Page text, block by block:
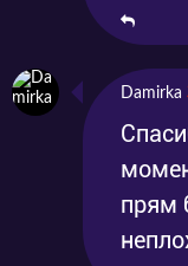
Damirka
прям